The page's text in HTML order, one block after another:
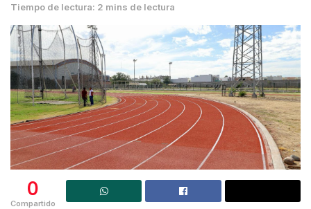
Tiempo de lectura: 2 mins de lectura
0
Compartido